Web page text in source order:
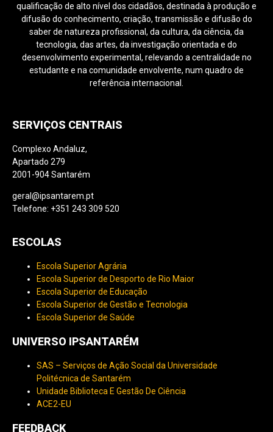
qualificação de alto nível dos cidadãos, destinada à produção e
difusão do conhecimento, criação, transmissão e difusão do
saber de natureza profissional, da cultura, da ciência, da
tecnologia, das artes, da investigação orientada e do
desenvolvimento experimental, relevando a centralidade no
estudante e na comunidade envolvente, num quadro de
referência internacional.
SERVIÇOS CENTRAIS
Complexo Andaluz,
Apartado 279
2001-904 Santarém
geral@ipsantarem.pt
Telefone: +351 243 309 520
ESCOLAS
Escola Superior Agrária
Escola Superior de Desporto de Rio Maior
Escola Superior de Educação
Escola Superior de Gestão e Tecnologia
Escola Superior de Saúde
UNIVERSO IPSANTARÉM
SAS – Serviços de Ação Social da Universidade
Politécnica de Santarém
Unidade Biblioteca E Gestão De Ciência
ACE2-EU
FEEDBACK